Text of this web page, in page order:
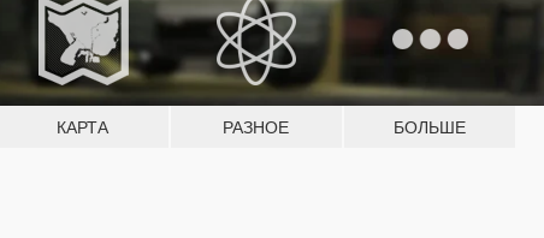
КАРТА РАЗНОЕ БОЛЬШЕ